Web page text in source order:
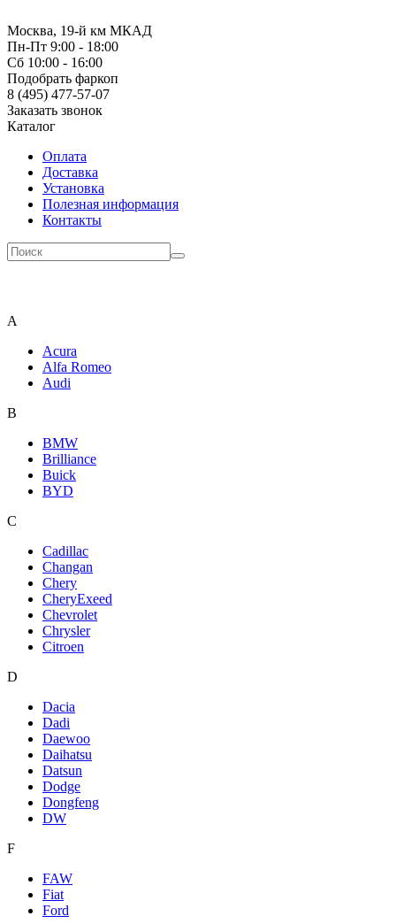
Москва, 19-й км МКАД
Пн-Пт 9:00 - 18:00
Сб 10:00 - 16:00
Подобрать фаркоп
8 (495) 477-57-07
Заказать звонок
Каталог
Оплата
Доставка
Установка
Полезная информация
Контакты
A
Acura
Alfa Romeo
Audi
B
BMW
Brilliance
Buick
BYD
C
Cadillac
Changan
Chery
CheryExeed
Chevrolet
Chrysler
Citroen
D
Dacia
Dadi
Daewoo
Daihatsu
Datsun
Dodge
Dongfeng
DW
F
FAW
Fiat
Ford